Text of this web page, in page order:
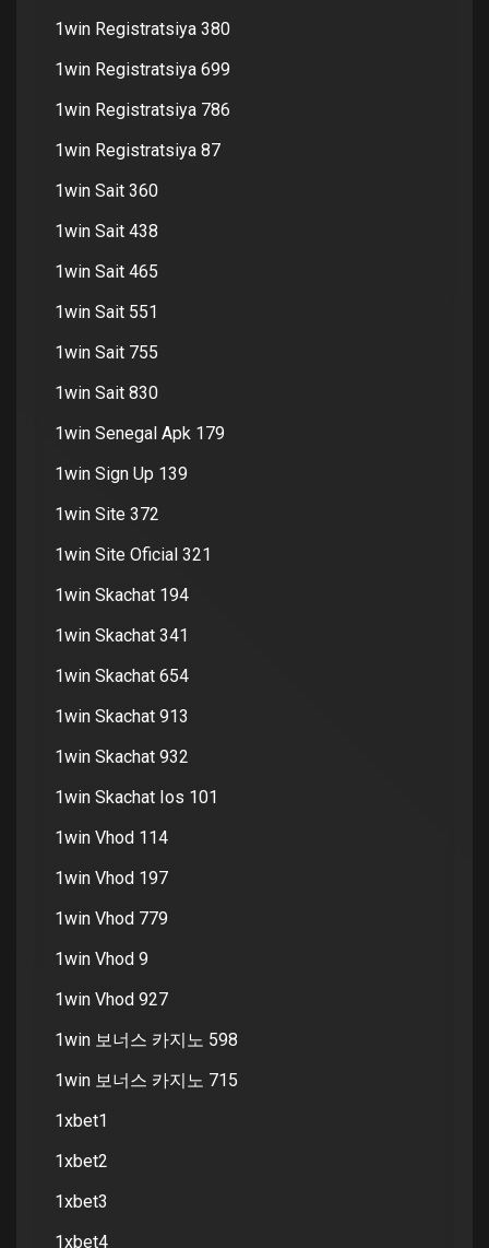
1win Registratsiya 380
1win Registratsiya 699
1win Registratsiya 786
1win Registratsiya 87
1win Sait 360
1win Sait 438
1win Sait 465
1win Sait 551
1win Sait 755
1win Sait 830
1win Senegal Apk 179
1win Sign Up 139
1win Site 372
1win Site Oficial 321
1win Skachat 194
1win Skachat 341
1win Skachat 654
1win Skachat 913
1win Skachat 932
1win Skachat Ios 101
1win Vhod 114
1win Vhod 197
1win Vhod 779
1win Vhod 9
1win Vhod 927
1win 보너스 카지노 598
1win 보너스 카지노 715
1xbet1
1xbet2
1xbet3
1xbet4